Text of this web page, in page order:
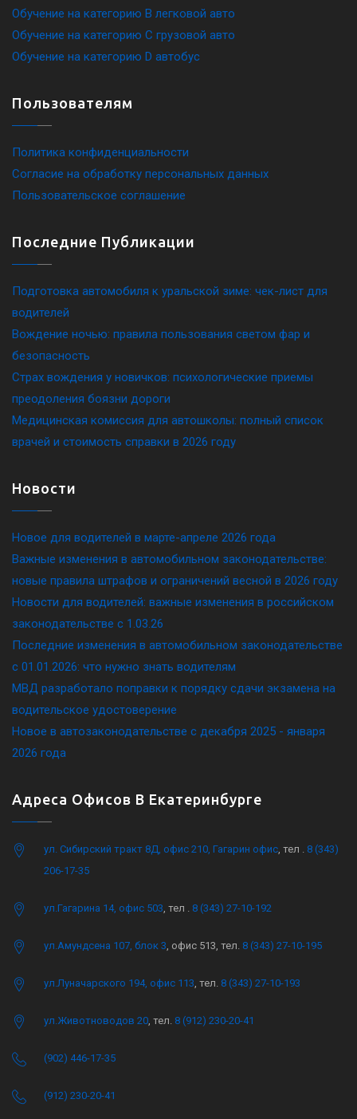
Обучение на категорию B легковой авто
Обучение на категорию C грузовой авто
Обучение на категорию D автобус
Пользователям
Политика конфиденциальности
Согласие на обработку персональных данных
Пользовательское соглашение
Последние Публикации
Подготовка автомобиля к уральской зиме: чек-лист для
водителей
Вождение ночью: правила пользования светом фар и
безопасность
Страх вождения у новичков: психологические приемы
преодоления боязни дороги
Медицинская комиссия для автошколы: полный список
врачей и стоимость справки в 2026 году
Новости
Новое для водителей в марте-апреле 2026 года
Важные изменения в автомобильном законодательстве:
новые правила штрафов и ограничений весной в 2026 году
Новости для водителей: важные изменения в российском
законодательстве c 1.03.26
Последние изменения в автомобильном законодательстве
c 01.01.2026: что нужно знать водителям
МВД разработало поправки к порядку сдачи экзамена на
водительское удостоверение
Новое в автозаконодательстве с декабря 2025 - января
2026 года
Адреса Офисов В Екатеринбурге
ул. Сибирский тракт 8Д, офис 210, Гагарин офис , тел . 8 (343)
206-17-35
ул.Гагарина 14, офис 503 , тел . 8 (343) 27-10-192
ул.Амундсена 107, блок 3 , офис 513, тел. 8 (343) 27-10-195
ул.Луначарского 194, офис 113 , тел. 8 (343) 27-10-193
ул.Животноводов 20 , тел. 8 (912) 230-20-41
(902) 446-17-35
(912) 230-20-41